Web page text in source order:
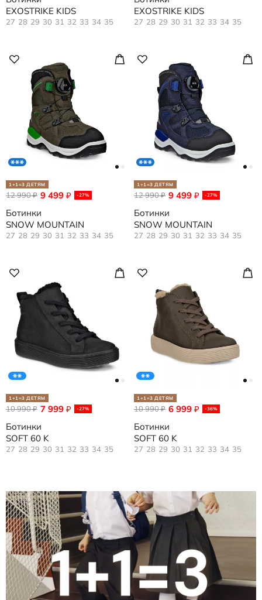
EXOSTRIKE KIDS
27 28 29 30 31 32 33 34 35
EXOSTRIKE KIDS
27 28 29 30 31 32 33 34 35
1+1=3 ДЕТЯМ
9 499 ₽ -27%
12 990₽
Ботинки
SNOW MOUNTAIN
27 28 29 30 31 32 33 34 35
1+1=3 ДЕТЯМ
9 499 ₽ -27%
12 990₽
Ботинки
SNOW MOUNTAIN
27 28 29 30 31 32 33 34 35
1+1=3 ДЕТЯМ
7 999 ₽ -27%
10 990₽
Ботинки
SOFT 60 K
27 28 29 30 31 32 33 34 35
1+1=3 ДЕТЯМ
6 999 ₽ -36%
10 990₽
Ботинки
SOFT 60 K
27 28 29 30 31 32 33 34 35